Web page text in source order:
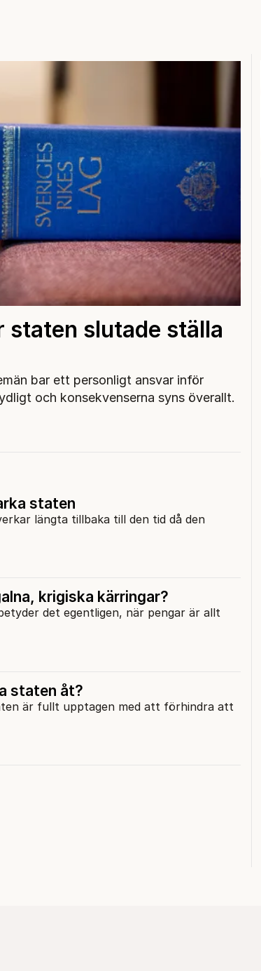
staten slutade ställa
bar ett personligt ansvar inför
och konsekvenserna syns överallt.
staten
längta tillbaka till den tid då den
krigiska kärringar?
det egentligen, när pengar är allt
staten åt?
är fullt upptagen med att förhindra att